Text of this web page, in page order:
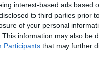
interest-based ads based
to third parties prior
of your personal
This information may also be
Participants that may further
των δεξιοτήτων του
για την ουσιαστική